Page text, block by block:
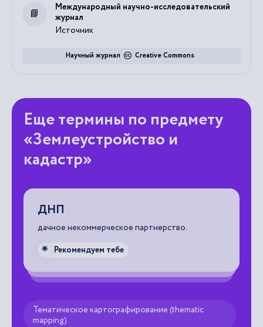
Источник
Международный научно-исследовательский
журнал
Creative Commons
Научный журнал
Еще термины по предмету
«Землеустройство и
кадастр»
ДНП
дачное некоммерческое партнерство.
🌟 Рекомендуем тебе
Тематическое картографирование (thematic
mapping)